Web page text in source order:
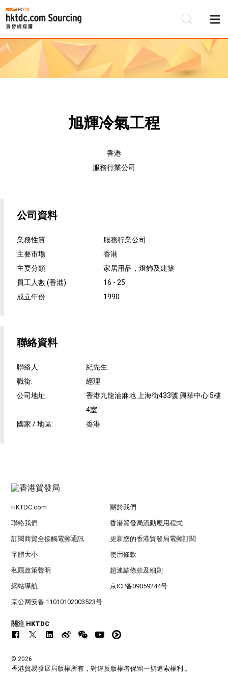
旭輝冷氣工程
香港
服務行業公司
公司資料
業務性質:
服務行業公司
主要市場:
香港
主要分類:
家居用品，燈飾及建築
員工人數 (香港):
16 - 25
成立年份: 1990
聯絡資料
聯絡人:
紀先生
職銜:
經理
公司地址:
香港九龍油麻地 上海街433號 興華中心 5樓
4室
國家 / 地區: 香港
HKTDC.com 關於我們
聯絡我們 香港貿發局流動應用程式
訂閱商貿全接觸電郵通訊 更新您的香港貿發局電郵訂閱
字體大小 使用條款
私隱政策聲明 超連結條款及細則
網站導航 京ICP备09059244号
京公网安备 11010102003523号
關注 HKTDC
© 2026
香港貿易發展局版權所有，對違反版權者保留一切追索權利 。